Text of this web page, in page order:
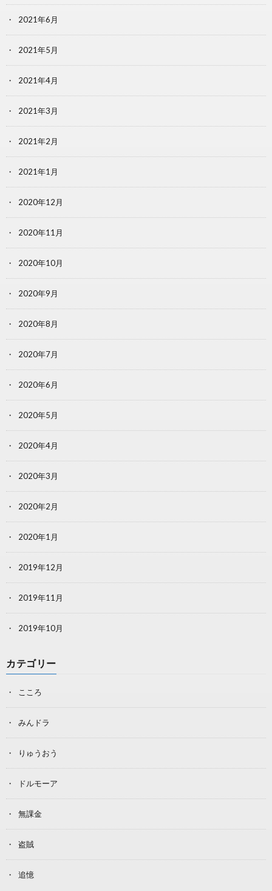
2021年6月
2021年5月
2021年4月
2021年3月
2021年2月
2021年1月
2020年12月
2020年11月
2020年10月
2020年9月
2020年8月
2020年7月
2020年6月
2020年5月
2020年4月
2020年3月
2020年2月
2020年1月
2019年12月
2019年11月
2019年10月
カテゴリー
こころ
みんドラ
りゅうおう
ドルモーア
無課金
盗賊
追憶